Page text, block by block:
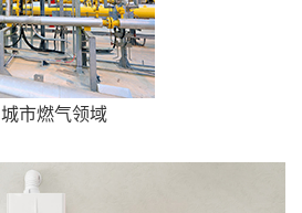
城市燃气领域